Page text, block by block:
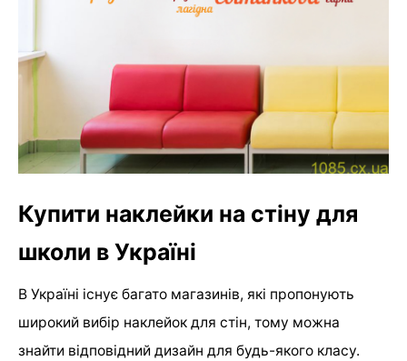
Купити наклейки на стіну для
школи в Україні
В Україні існує багато магазинів, які пропонують
широкий вибір наклейок для стін, тому можна
знайти відповідний дизайн для будь-якого класу.